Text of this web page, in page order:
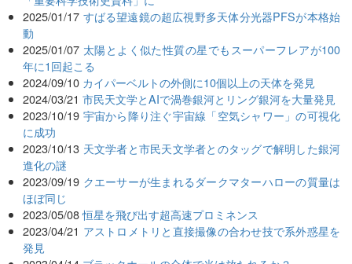
2025/01/17 すばる望遠鏡の超広視野多天体分光器PFSが本格始
動
2025/01/07 太陽とよく似た性質の星でもスーパーフレアが100
年に1回起こる
2024/09/10 カイパーベルトの外側に10個以上の天体を発見
2024/03/21 市民天文学とAIで渦巻銀河とリング銀河を大量発見
2023/10/19 宇宙から降り注ぐ宇宙線「空気シャワー」の可視化
に成功
2023/10/13 天文学者と市民天文学者とのタッグで解明した銀河
進化の謎
2023/09/19 クエーサーが生まれるダークマターハローの質量は
ほぼ同じ
2023/05/08 恒星を飛び出す超高速プロミネンス
2023/04/21 アストロメトリと直接撮像の合わせ技で系外惑星を
発見